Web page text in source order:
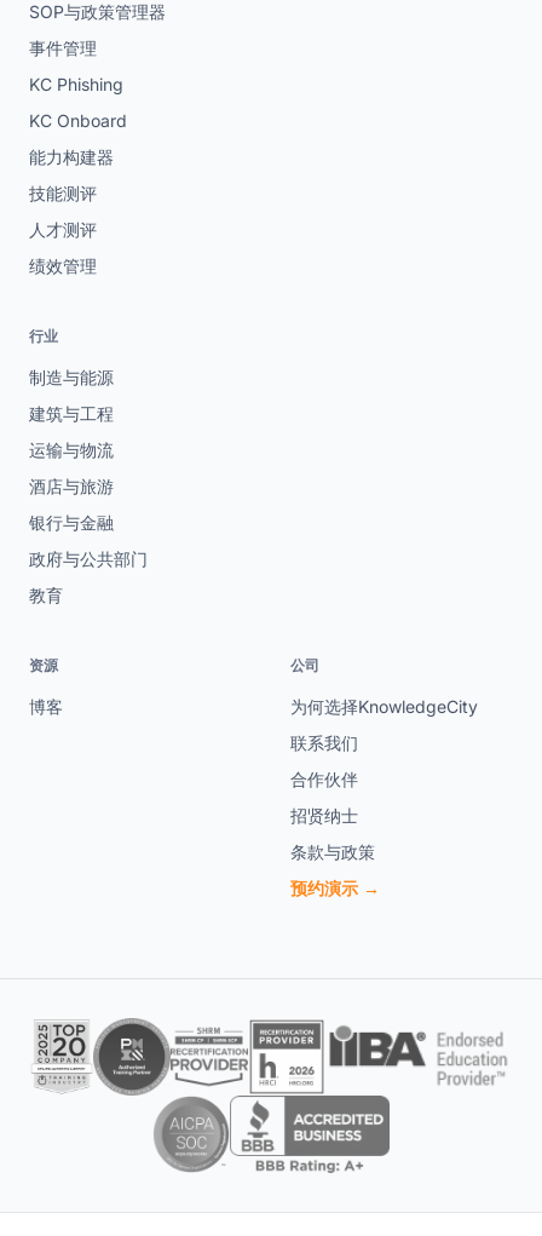
SOP与政策管理器
事件管理
KC Phishing
KC Onboard
能力构建器
技能测评
人才测评
绩效管理
行业
制造与能源
建筑与工程
运输与物流
酒店与旅游
银行与金融
政府与公共部门
教育
资源
博客
公司
为何选择KnowledgeCity
联系我们
合作伙伴
招贤纳士
条款与政策
预约演示 →